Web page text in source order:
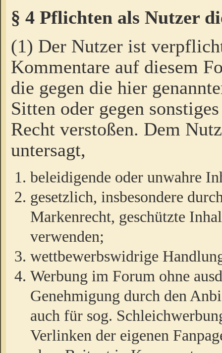
§ 4 Pflichten als Nutzer
(1) Der Nutzer ist
Kommentare auf diesem
die gegen die hier
Sitten oder gegen
Recht verstoßen. Dem
untersagt,
beleidigende oder unwahre
gesetzlich, insbesondere
Markenrecht, geschützte
verwenden;
wettbewerbswidrige
Werbung im Forum ohne
Genehmigung durch den
auch für sog.
Verlinken der eigenen